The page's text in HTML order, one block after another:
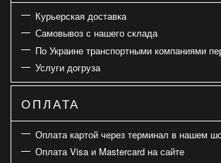
Курьерская доставка
Самовывоз с нашего склада
По Украине транспортными компаниями
Услуги догруза
ОПЛАТА
Оплата картой через терминал в нашем
Оплата Visa и Mastercard на сайте